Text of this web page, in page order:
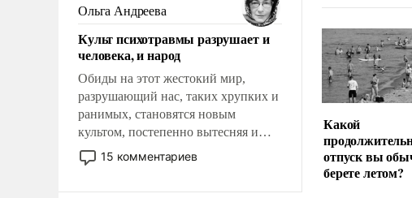
наши боевые возможности.
Ольга Андреева
Культ психотравмы разрушает и
человека, и народ
Обиды на этот жестокий мир,
разрушающий нас, таких хрупких и
ранимых, становятся новым
культом, постепенно вытесняя и
отменяя традиционное требование к
человеку – быть мужественным и
15 комментариев
Какой
отпуск вы
берете летом?